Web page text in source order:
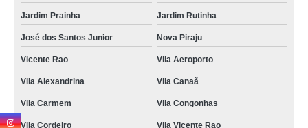
Jardim Prainha Jardim Rutinha
José dos Santos Junior Nova Piraju
Vicente Rao Vila Aeroporto
Vila Alexandrina Vila Canaã
Vila Carmem Vila Congonhas
Vila Cordeiro
Vila Vicente Rao